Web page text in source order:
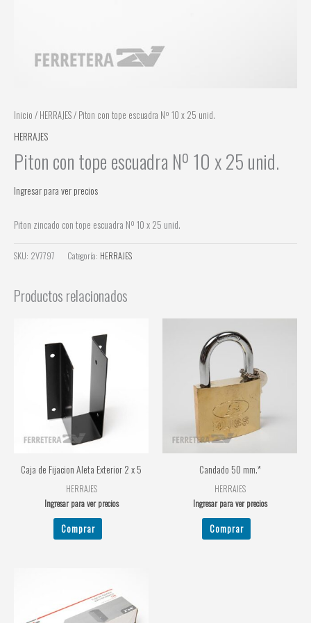
Inicio / HERRAJES/ Piton con tope escuadra Nº 10 x 25 unid.
HERRAJES
Piton con tope escuadra Nº 10 x 25 unid.
Ingresar para ver precios
Piton zincado con tope escuadra Nº 10 x 25 unid.
SKU: 2V7797 Categoría: HERRAJES
Productos relacionados
Caja de Fijacion Aleta Exterior 2 x 5
HERRAJES
Ingresar para ver precios
Comprar
Candado 50 mm.*
HERRAJES
Ingresar para ver precios
Comprar